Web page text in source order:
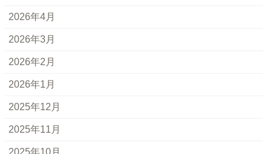
2026年4月
2026年3月
2026年2月
2026年1月
2025年12月
2025年11月
2025年10月